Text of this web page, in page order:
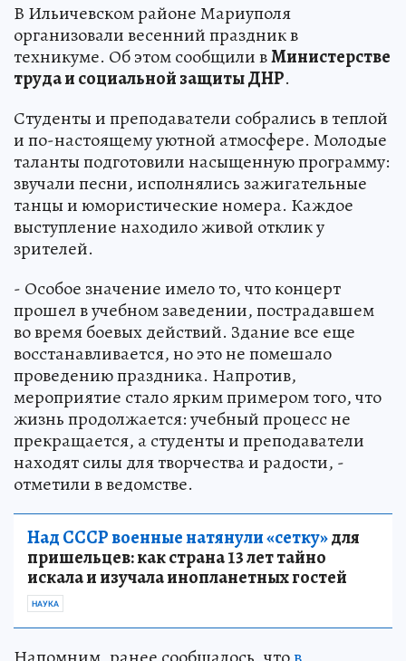
В Ильичевском районе Мариуполя
организовали весенний праздник в
техникуме. Об этом сообщили вМинистерстве
труда и социальной защиты ДНР.
Студенты и преподаватели собрались в теплой
и по-настоящему уютной атмосфере. Молодые
таланты подготовили насыщенную программу:
звучали песни, исполнялись зажигательные
танцы и юмористические номера. Каждое
выступление находило живой отклик у
зрителей.
- Особое значение имело то, что концерт
прошел в учебном заведении, пострадавшем
во время боевых действий. Здание все еще
восстанавливается, но это не помешало
проведению праздника. Напротив,
мероприятие стало ярким примером того, что
жизнь продолжается: учебный процесс не
прекращается, а студенты и преподаватели
находят силы для творчества и радости, -
отметили в ведомстве.
Над СССР военные натянули «сетку»для
пришельцев: как страна 13 лет тайно
искала и изучала инопланетных гостей
НАУКА